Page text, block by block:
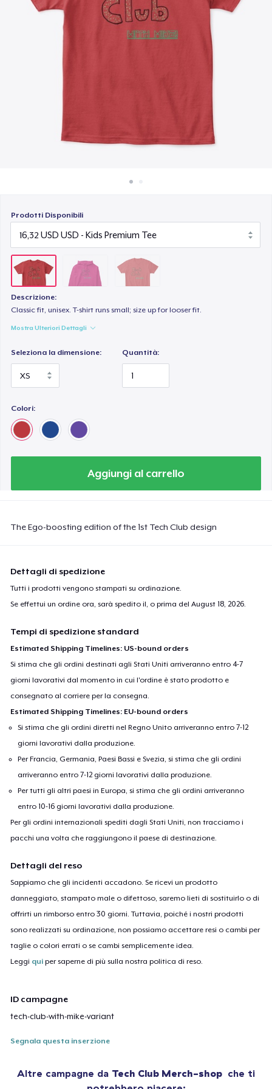
Vendi ovunque
Prodotti Disponibili
Descrizione:
Classic fit, unisex. T-shirt runs small; size up for looser fit.
Mostra Ulteriori Dettagli
Seleziona la dimensione: Quantità:
Colori:
Aggiungi al carrello
The Ego-boosting edition of the 1st Tech Club design
Dettagli di spedizione
Tutti i prodotti vengono stampati su ordinazione.
Se effettui un ordine ora, sarà spedito il, o prima delAugust 18, 2026.
Tempi di spedizione standard
Estimated Shipping Timelines: US-bound orders
Si stima che gli ordini destinati agli Stati Uniti arriveranno entro 4-7
giorni lavorativi dal momento in cui l'ordine è stato prodotto e
consegnato al corriere per la consegna.
Estimated Shipping Timelines: EU-bound orders
Si stima che gli ordini diretti nel Regno Unito arriveranno entro 7-12
giorni lavorativi dalla produzione.
Per Francia, Germania, Paesi Bassi e Svezia, si stima che gli ordini
arriveranno entro 7-12 giorni lavorativi dalla produzione.
Per tutti gli altri paesi in Europa, si stima che gli ordini arriveranno
entro 10-16 giorni lavorativi dalla produzione.
Per gli ordini internazionali spediti dagli Stati Uniti, non tracciamo i
pacchi una volta che raggiungono il paese di destinazione.
Dettagli del reso
Sappiamo che gli incidenti accadono. Se ricevi un prodotto
danneggiato, stampato male o difettoso, saremo lieti di sostituirlo o di
offrirti un rimborso entro 30 giorni. Tuttavia, poiché i nostri prodotti
sono realizzati su ordinazione, non possiamo accettare resi o cambi per
taglie o colori errati o se cambi semplicemente idea.
Leggi qui per saperne di più sulla nostra politica di reso.
ID campagne
tech-club-with-mike-variant
Segnala questa inserzione
Altre campagne da Tech Club Merch-shop che ti
16,82 USD